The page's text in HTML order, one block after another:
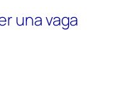
una vaga